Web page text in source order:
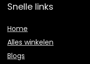
Snelle links
Home
Alles winkelen
Blogs